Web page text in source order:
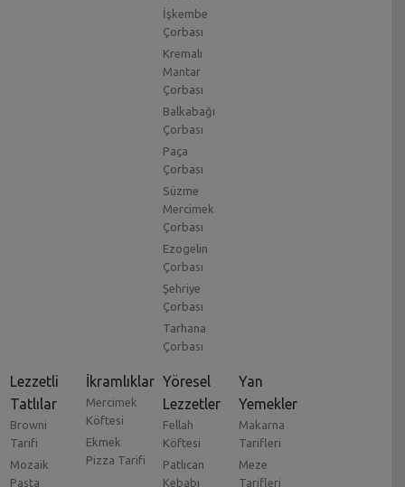
İşkembe
Çorbası
Kremalı
Mantar
Çorbası
Balkabağı
Çorbası
Paça
Çorbası
Süzme
Mercimek
Çorbası
Ezogelin
Çorbası
Şehriye
Çorbası
Tarhana
Çorbası
Lezzetli
Tatlılar
Browni
Tarifi
Mozaik
Pasta
İkramlıklar
Mercimek
Köftesi
Ekmek
Pizza Tarifi
Yöresel
Lezzetler
Fellah
Köftesi
Patlıcan
Kebabı
Yan
Yemekler
Makarna
Tarifleri
Meze
Tarifleri